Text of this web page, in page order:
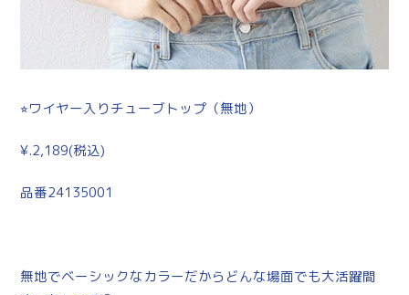
⭐︎ワイヤー入りチューブトップ（無地）
¥.2,189(税込)
品番24135001
無地でベーシックなカラーだからどんな場面でも大活躍間